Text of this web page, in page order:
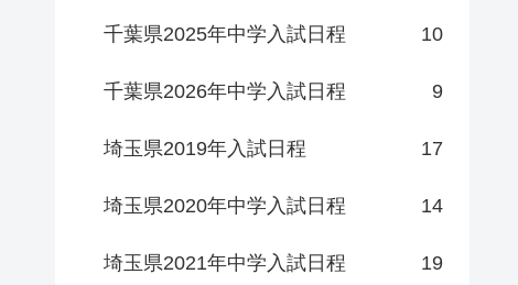
千葉県2025年中学入試日程 10
千葉県2026年中学入試日程 9
埼玉県2019年入試日程 17
埼玉県2020年中学入試日程 14
埼玉県2021年中学入試日程 19